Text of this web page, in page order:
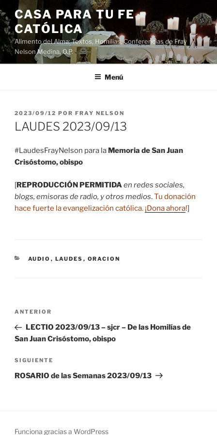
Saltar
al
contenido
CASA PARA TU FE
CATÓLICA
Alimento del Alma: Textos, Homilias, Conferencias de Fray
Nelson Medina, O.P.
Menú
PUBLICADO
EL
2023/09/12 POR FRAY NELSON
LAUDES 2023/09/13
#LaudesFrayNelson para la Memoria de San Juan
Crisóstomo, obispo
[REPRODUCCIÓN PERMITIDAen redes sociales,
blogs, emisoras de radio, y otros medios.Tu donación
hace fuerte la evangelización católica. ¡Dona ahora!]
CATEGORÍAS
AUDIO , LAUDES , ORACION
Navegación
entradas
Entrada
anterior:
ANTERIOR
LECTIO 2023/09/13 – sjcr – De las Homilías de
San Juan Crisóstomo, obispo
Siguiente
entrada
SIGUIENTE
ROSARIO de las Semanas 2023/09/13
Funciona gracias a WordPress